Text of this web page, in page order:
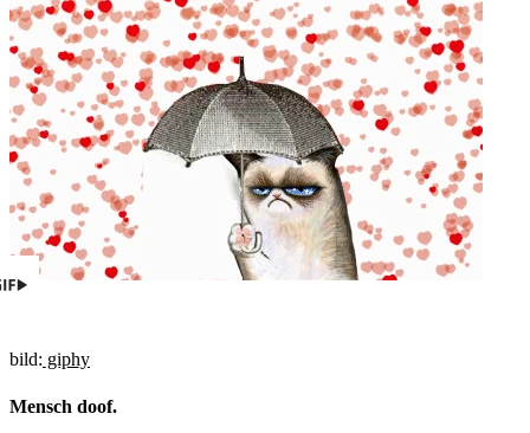
bild: giphy
Mensch doof.